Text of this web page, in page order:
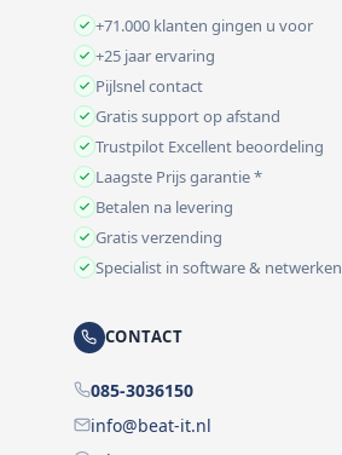
+71.000 klanten gingen u voor
+25 jaar ervaring
Pijlsnel contact
Gratis support op afstand
Trustpilot Excellent beoordeling
Laagste Prijs garantie *
Betalen na levering
Gratis verzending
Specialist in software & netwerken
CONTACT
085-3036150
info@beat-it.nl